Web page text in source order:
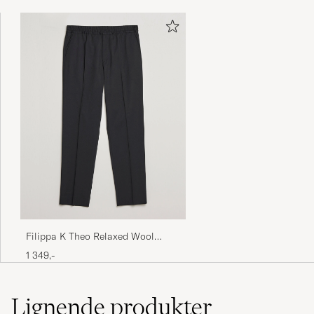
Flot bluse
JEANNETTE R KØBTE PÅ CAREOFCARL.DK
KØBTE PÅ CAREOFCARL.FI
Mjuk och skön vardagströja.
MIKAEL J KØBTE PÅ CAREOFCARL.SE
Mycket bra passform. Kraftiga muddar i hals
Filippa K Theo Relaxed Wool
Trousers Black
1 349,-
Lignendeprodukter